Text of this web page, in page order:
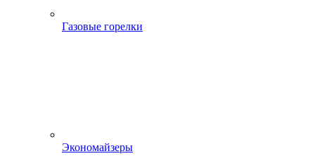
Газовые горелки
Экономайзеры